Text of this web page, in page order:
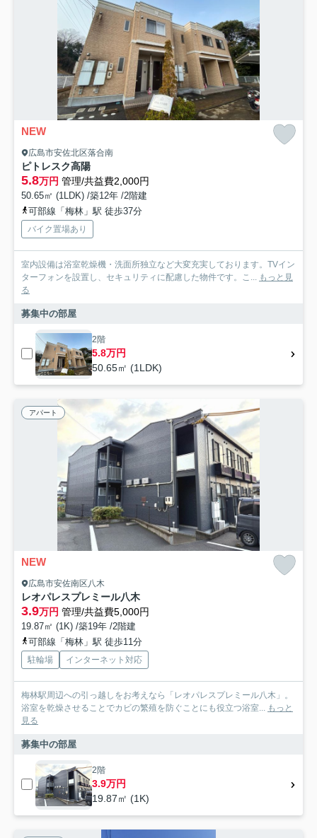
NEW
広島市安佐北区落合南
ピトレスク高陽
5.8万円 管理/共益費2,000円
50.65㎡ (1LDK) /築12年 /2階建
可部線「梅林」駅 徒歩37分
バイク置場あり
室内設備は浴室乾燥機・洗面所独立など大変充実しております。TVイン
ターフォンを設置し、セキュリティに配慮した物件です。こ... もっと見
る
募集中の部屋
2階
5.8万円
50.65㎡ (1LDK)
アパート
NEW
広島市安佐南区八木
レオパレスプレミール八木
3.9万円 管理/共益費5,000円
19.87㎡ (1K) /築19年 /2階建
可部線「梅林」駅 徒歩11分
駐輪場 インターネット対応
梅林駅周辺への引っ越しをお考えなら「レオパレスプレミール八木」。
浴室を乾燥させることでカビの繁殖を防ぐことにも役立つ浴室... もっと
見る
募集中の部屋
2階
3.9万円
19.87㎡ (1K)